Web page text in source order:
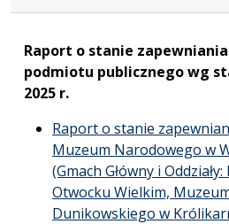
Raport o stanie
podmiotu publicznego wg
2025 r.
Raport o stanie
Muzeum Narodowego w
(Gmach Główny i
Otwocku Wielkim,
Dunikowskiego w